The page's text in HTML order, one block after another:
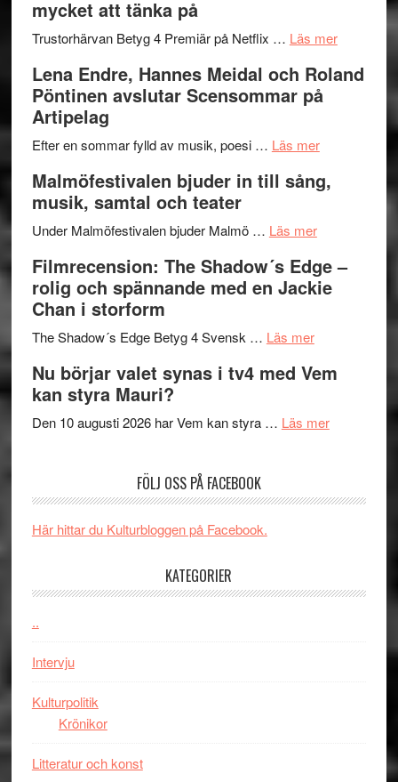
lättsam
2026
I
Delvis
genrens
terräng
mycket att tänka på
Trustorhärvan Betyg 4 Premiär på Netflix … Läs merom
på
Lena Endre, Hannes Meidal och Roland
Pöntinen avslutar Scensommar på
Artipelag
Efter en sommar fylld av musik, poesi … Läs merom
Endre,
Roland
Pöntinen
Artipelag
Malmöfestivalen bjuder in till sång,
musik, samtal och teater
Under Malmöfestivalen bjuder Malmö … Läs merom
bjuder
in
samtal
teater
Filmrecension: The Shadow´s Edge –
rolig och spännande med en Jackie
Chan i storform
The Shadow´s Edge Betyg 4 Svensk … Läs merom
The
´s
och
Jackie
Nu börjar valet synas i tv4 med Vem
kan styra Mauri?
Den 10 augusti 2026 har Vem kan styra … Läs merom
synas
Vem
FÖLJ OSS PÅ FACEBOOK
Här hittar du Kulturbloggen på Facebook.
KATEGORIER
..
Intervju
Kulturpolitik
Krönikor
Litteratur och konst